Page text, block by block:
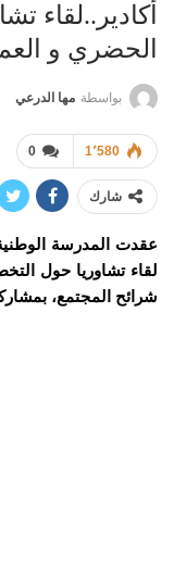
أكادير..لقاء
الحضري و
بواسطة مها الدرعي
0 1٬580
شارك
عقدت المدرسة الوطنية
لقاء تشاوريا حول
شرائح المجتمع،